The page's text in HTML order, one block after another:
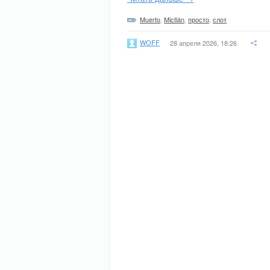
Muerto Mictlán просто слот
WOFF 28 апреля 2026, 18:26